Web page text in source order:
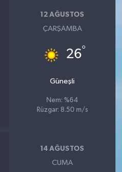
12 AĞUSTOS
ÇARŞAMBA
26°
Güneşli
Nem: %64
Rüzgar: 8.50 m/s
14 AĞUSTOS
CUMA